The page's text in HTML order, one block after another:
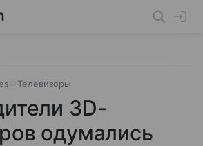
Телевизоры
3D-
одумались